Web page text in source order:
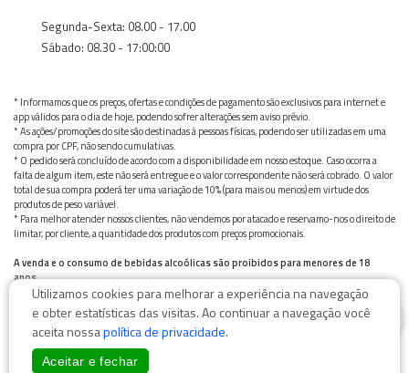
Segunda-Sexta: 08.00 - 17.00
Sábado: 08.30 - 17:00:00
* Informamos que os preços, ofertas e condições de pagamento são exclusivos para internet e
app válidos para o dia de hoje, podendo sofrer alterações sem aviso prévio.
* As ações/promoções do site são destinadas à pessoas físicas, podendo ser utilizadas em uma
compra por CPF, não sendo cumulativas.
* O pedido será concluído de acordo com a disponibilidade em nosso estoque. Caso ocorra a
falta de algum item, este não será entregue e o valor correspondente não será cobrado. O valor
total de sua compra poderá ter uma variação de 10% (para mais ou menos) em virtude dos
produtos de peso variável.
* Para melhor atender nossos clientes, não vendemos por atacado e reservamo-nos o direito de
limitar, por cliente, a quantidade dos produtos com preços promocionais.
A venda e o consumo de bebidas alcoólicas são proibidos para menores de 18
anos.
Bebida alcoólica pode causar dependência química e, em excesso, provoca graves males à saúde.
Beba com moderação
Utilizamos cookies para melhorar a experiência na navegação
e obter estatísticas das visitas. Ao continuar a navegação você
aceita nossapolítica de privacidade.
Aceitar e fechar